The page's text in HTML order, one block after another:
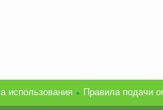
использования Правила подачи